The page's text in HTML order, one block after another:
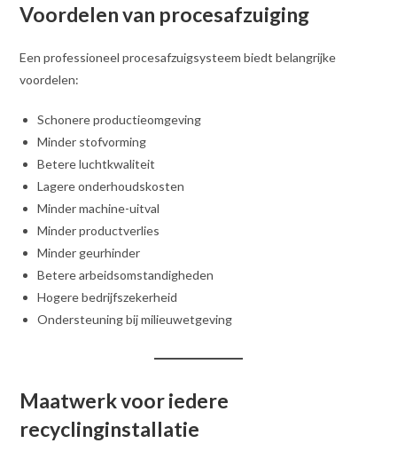
Voordelen van procesafzuiging
Een professioneel procesafzuigsysteem biedt belangrijke
voordelen:
Schonere productieomgeving
Minder stofvorming
Betere luchtkwaliteit
Lagere onderhoudskosten
Minder machine-uitval
Minder productverlies
Minder geurhinder
Betere arbeidsomstandigheden
Hogere bedrijfszekerheid
Ondersteuning bij milieuwetgeving
Maatwerk voor iedere
recyclinginstallatie